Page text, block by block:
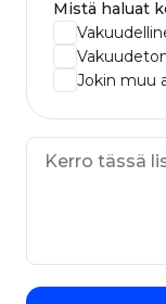
Mistä haluat
Jokin muu